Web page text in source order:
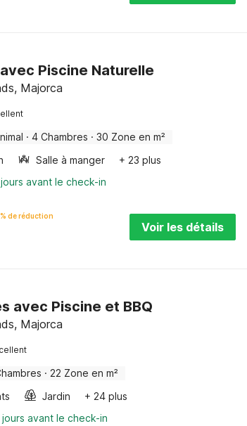
Piscine Naturelle
Majorca
· 4 Chambres · 30 Zone en m²
Salle à manger
+ 23 plus
avant le check-in
de réduction
Voir les détails
avec Piscine et BBQ
Majorca
· 22 Zone en m²
Jardin
+ 24 plus
avant le check-in